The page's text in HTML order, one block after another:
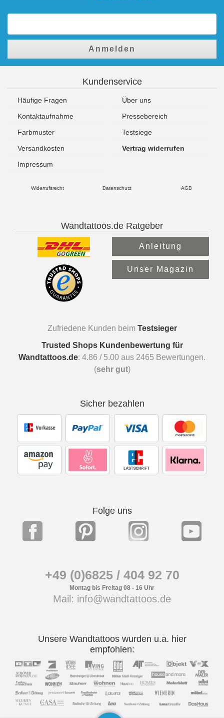
Anmelden
Kundenservice
Häufige Fragen
Über uns
Kontaktaufnahme
Pressebereich
Farbmuster
Testsiege
Versandkosten
Vertrag widerrufen
Impressum
Widerrufsrecht Datenschutz AGB
Wandtattoos.de Ratgeber
Anleitung
Unser Magazin
Zufriedene Kunden beim Testsieger
Trusted Shops Kundenbewertung für
Wandtattoos.de: 4.86 / 5.00 aus 2465 Bewertungen.
(sehr gut)
Sicher bezahlen
Folge uns
+49 (0)6825 / 404 92 70
Montag bis Freitag 08 - 16 Uhr
Mail: info@wandtattoos.de
Unsere Wandtattoos wurden u.a. hier
empfohlen: